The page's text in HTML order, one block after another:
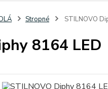
Stropné STILNOVO
8164 LED